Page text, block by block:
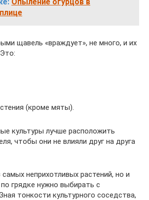
щавель «враждует», не много, и их
(кроме мяты).
культуры лучше расположить
чтобы они не влияли друг на друга
неприхотливых растений, но и
грядке нужно выбирать с
тонкости культурного соседства,